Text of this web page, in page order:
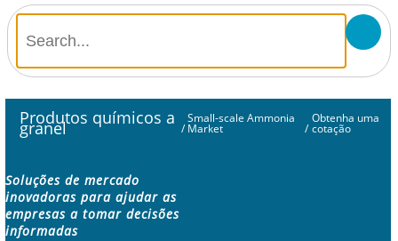
Produtos químicos a
granel /
Small-scale Ammonia
Market /
Obtenha uma
cotação
Soluções de mercado
inovadoras para ajudar as
empresas a tomar decisões
informadas